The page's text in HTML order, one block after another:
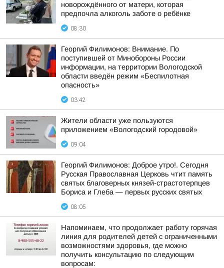
новорождённого от матери, которая
предпочла алкоголь заботе о ребёнке
08:30
Георгий Филимонов: Внимание. По
поступившей от Минобороны России
информации, на территории Вологодской
области введён режим «Беспилотная
опасность»
03:42
Жители области уже пользуются
приложением «Вологодский городовой»
09:04
Георгий Филимонов: Доброе утро!. Сегодня
Русская Православная Церковь чтит память
святых благоверных князей-страстотерпцев
Бориса и Глеба — первых русских святых
08:05
Напоминаем, что продолжает работу горячая
линия для родителей детей с ограниченными
возможностями здоровья, где можно
получить консультацию по следующим
вопросам: